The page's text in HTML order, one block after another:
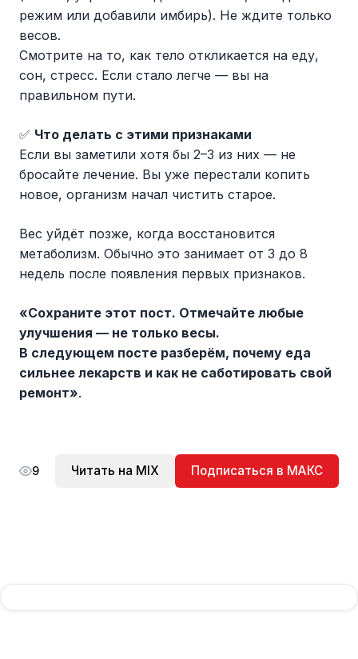
режим или добавили имбирь). Не ждите только
весов.
Смотрите на то, как тело откликается на еду,
сон, стресс. Если стало легче — вы на
правильном пути.
✅ Что делать с этими признаками
Если вы заметили хотя бы 2–3 из них — не
бросайте лечение. Вы уже перестали копить
новое, организм начал чистить старое.
Вес уйдёт позже, когда восстановится
метаболизм. Обычно это занимает от 3 до 8
недель после появления первых признаков.
«Сохраните этот пост. Отмечайте любые
улучшения — не только весы.
В следующем посте разберём, почему еда
сильнее лекарств и как не саботировать свой
ремонт».
9 Читать на MIX Подписаться в МАКС